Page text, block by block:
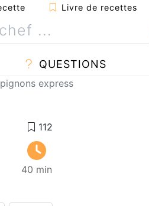
Livre de recettes
QUESTIONS
express
40 min